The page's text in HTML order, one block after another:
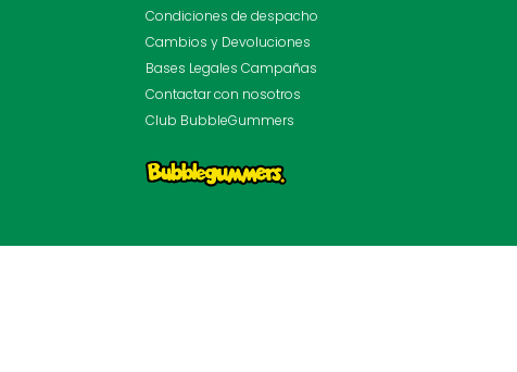
Condiciones de despacho
Cambios y Devoluciones
Bases Legales Campañas
Contactar con nosotros
Club BubbleGummers